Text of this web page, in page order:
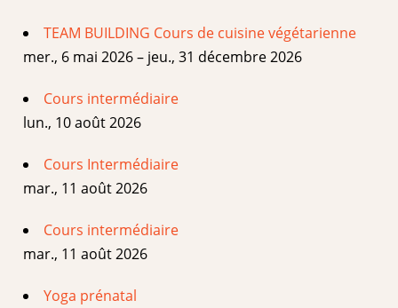
TEAM BUILDING Cours de cuisine végétarienne
mer., 6 mai 2026 – jeu., 31 décembre 2026
Cours intermédiaire
lun., 10 août 2026
Cours Intermédiaire
mar., 11 août 2026
Cours intermédiaire
mar., 11 août 2026
Yoga prénatal